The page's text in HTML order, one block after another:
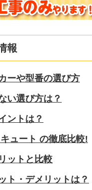
報
ーや型番の選び方
い選び方は？
ントは？
ュート の徹底比較!
ットと比較
ト・デメリットは？